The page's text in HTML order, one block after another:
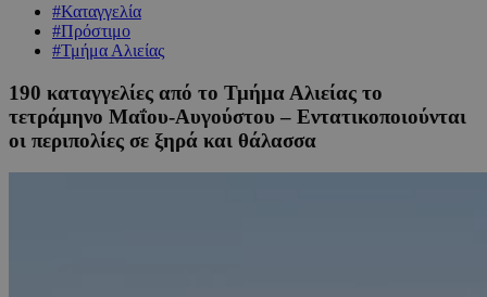
#Καταγγελία
#Πρόστιμο
#Τμήμα Αλιείας
190 καταγγελίες από το Τμήμα Αλιείας το
τετράμηνο Μαΐου-Αυγούστου – Eντατικοποιούνται
οι περιπολίες σε ξηρά και θάλασσα